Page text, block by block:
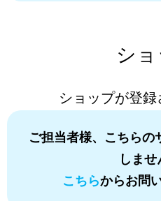
シ
ショップが登
ご担当者様、こちらの
しませ
こちらからお問